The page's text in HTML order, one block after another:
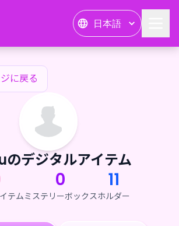
日本語
ム
に戻る
デジタルアイテム
テム
0
ミステリーボックス
11
ホルダー
ム — 24karat